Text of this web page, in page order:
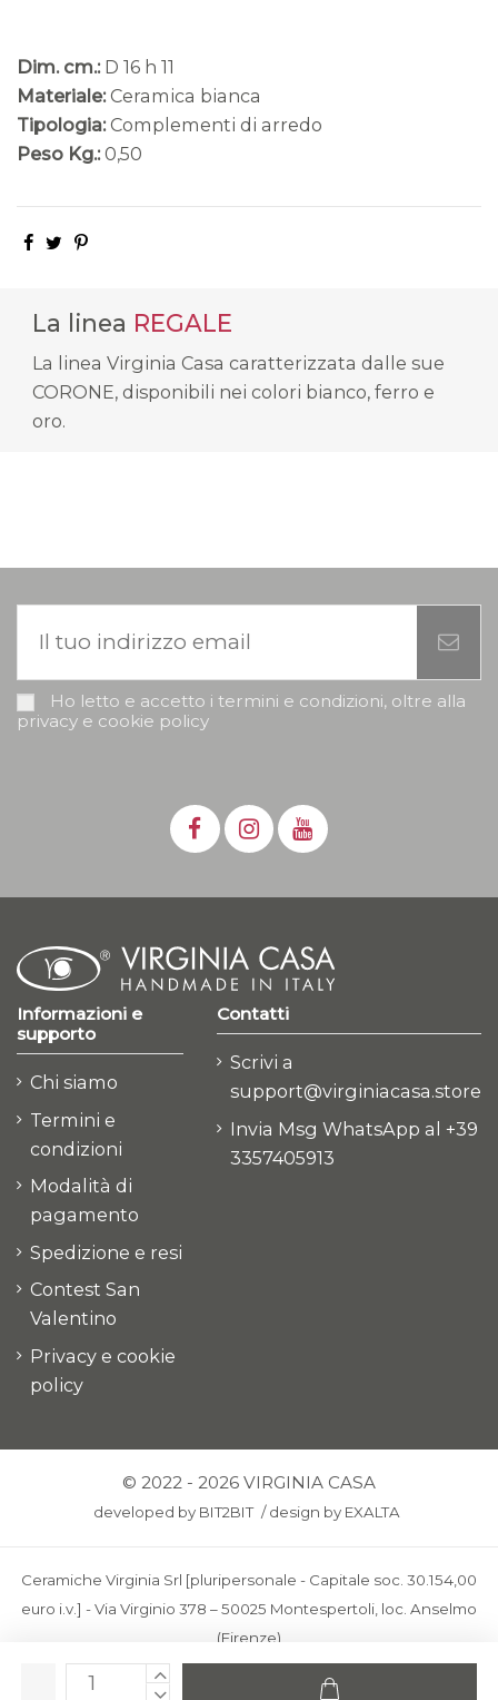
Dim. cm.: D 16 h 11
Materiale: Ceramica bianca
Tipologia: Complementi di arredo
Peso Kg.: 0,50
La linea REGALE
La linea Virginia Casa caratterizzata dalle sue
CORONE, disponibili nei colori bianco, ferro e
oro.
Ho letto e accetto i termini e condizioni, oltre alla
privacy e cookie policy
Informazioni e
supporto
Chi siamo
Termini e
condizioni
Modalità di
pagamento
Spedizione e resi
Contest San
Valentino
Privacy e cookie
policy
Contatti
Scrivi a
support@virginiacasa.store
Invia Msg WhatsApp al +39
3357405913
© 2022 - 2026 VIRGINIA CASA
developed by BIT2BIT /design by EXALTA
Ceramiche Virginia Srl [pluripersonale - Capitale soc. 30.154,00
euro i.v.] - Via Virginio 378 – 50025 Montespertoli, loc. Anselmo
(Firenze)
C.F. e P.IVA: IT00436100481 - REA: FI-227733 - PEC:
ceramichevirginia@pec.it